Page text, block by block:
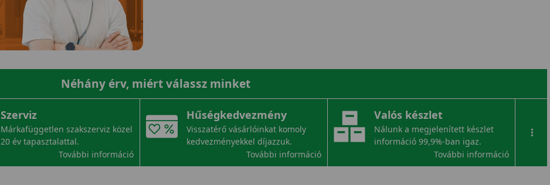
Néhány érv, miért válassz minket
Szerviz
Márkafüggetlen szakszerviz közel
20 év tapasztalattal.
További információ
Hűségkedvezmény
Visszatérő vásárlóinkat komoly
kedvezményekkel díjazzuk.
További információ
Valós készlet
Nálunk a megjelenített készlet
információ 99,9%-ban igaz.
További információ
...